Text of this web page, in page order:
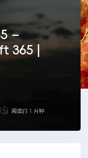
–
365 |
阅读约 1 分钟